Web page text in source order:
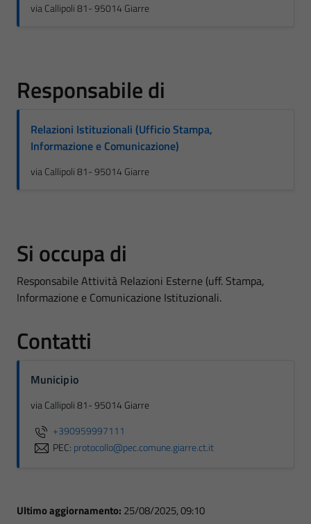
via Callipoli 81- 95014 Giarre
Responsabile di
Relazioni Istituzionali (Ufficio Stampa,
Informazione e Comunicazione)
via Callipoli 81- 95014 Giarre
Si occupa di
Responsabile Attività Relazioni Esterne (uff. Stampa,
Informazione e Comunicazione Istituzionali.
Contatti
Municipio
via Callipoli 81- 95014 Giarre
+390959997111
PEC: protocollo@pec.comune.giarre.ct.it
Ultimo aggiornamento: 25/08/2025, 09:10